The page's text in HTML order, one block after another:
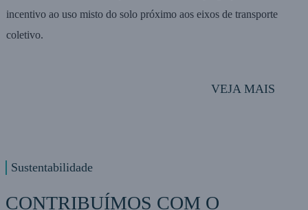
incentivo ao uso misto do solo próximo aos eixos de transporte
coletivo.
VEJA MAIS
Sustentabilidade
CONTRIBUÍMOS COM O